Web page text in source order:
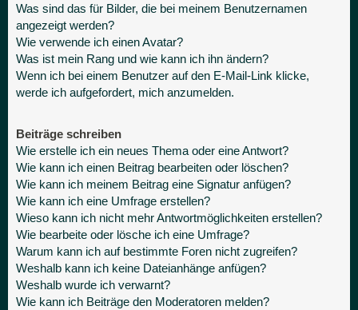
Was sind das für Bilder, die bei meinem Benutzernamen
angezeigt werden?
Wie verwende ich einen Avatar?
Was ist mein Rang und wie kann ich ihn ändern?
Wenn ich bei einem Benutzer auf den E-Mail-Link klicke,
werde ich aufgefordert, mich anzumelden.
Beiträge schreiben
Wie erstelle ich ein neues Thema oder eine Antwort?
Wie kann ich einen Beitrag bearbeiten oder löschen?
Wie kann ich meinem Beitrag eine Signatur anfügen?
Wie kann ich eine Umfrage erstellen?
Wieso kann ich nicht mehr Antwortmöglichkeiten erstellen?
Wie bearbeite oder lösche ich eine Umfrage?
Warum kann ich auf bestimmte Foren nicht zugreifen?
Weshalb kann ich keine Dateianhänge anfügen?
Weshalb wurde ich verwarnt?
Wie kann ich Beiträge den Moderatoren melden?